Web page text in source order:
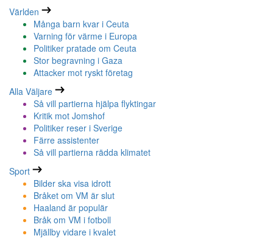
Världen
Många barn kvar i Ceuta
Varning för värme i Europa
Politiker pratade om Ceuta
Stor begravning i Gaza
Attacker mot ryskt företag
Alla Väljare
Så vill partierna hjälpa flyktingar
Kritik mot Jomshof
Politiker reser i Sverige
Färre assistenter
Så vill partierna rädda klimatet
Sport
Bilder ska visa idrott
Bråket om VM är slut
Haaland är populär
Bråk om VM i fotboll
Mjällby vidare i kvalet